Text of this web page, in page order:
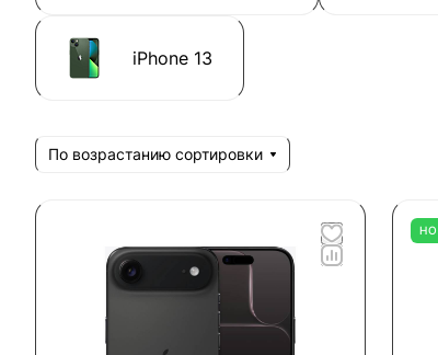
iPhone 13
По возрастанию сортировки